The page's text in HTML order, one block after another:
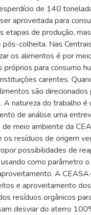
de 140
aproveitada para
etapas de produção,
colheita. Nas
os alimentos é por
para consumo
carentes.
são direcionados
natureza do trabalho é
de análise uma
de meio ambiente da
os resíduos de origem
possibilidades de
como parâmetro
A
e aproveitamento
resíduos orgânicos
desviar do aterro